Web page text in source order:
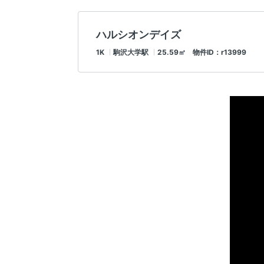
ハルシオンデイズ
1K 駒沢大学駅 25.59㎡ 物件ID：r13999